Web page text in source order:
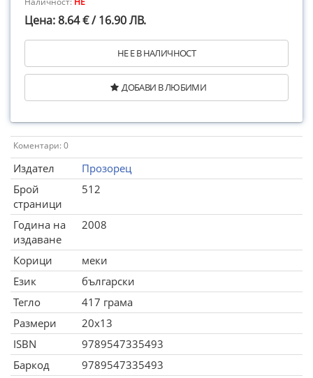
Цена: 8.64 € / 16.90 ЛВ.
НЕ Е В НАЛИЧНОСТ
ДОБАВИ В ЛЮБИМИ
Коментари: 0
Издател
Прозорец
Брой
страници
512
Година на
издаване
2008
Корици
меки
Език
български
Тегло
417 грама
Размери
20x13
ISBN
9789547335493
Баркод
9789547335493